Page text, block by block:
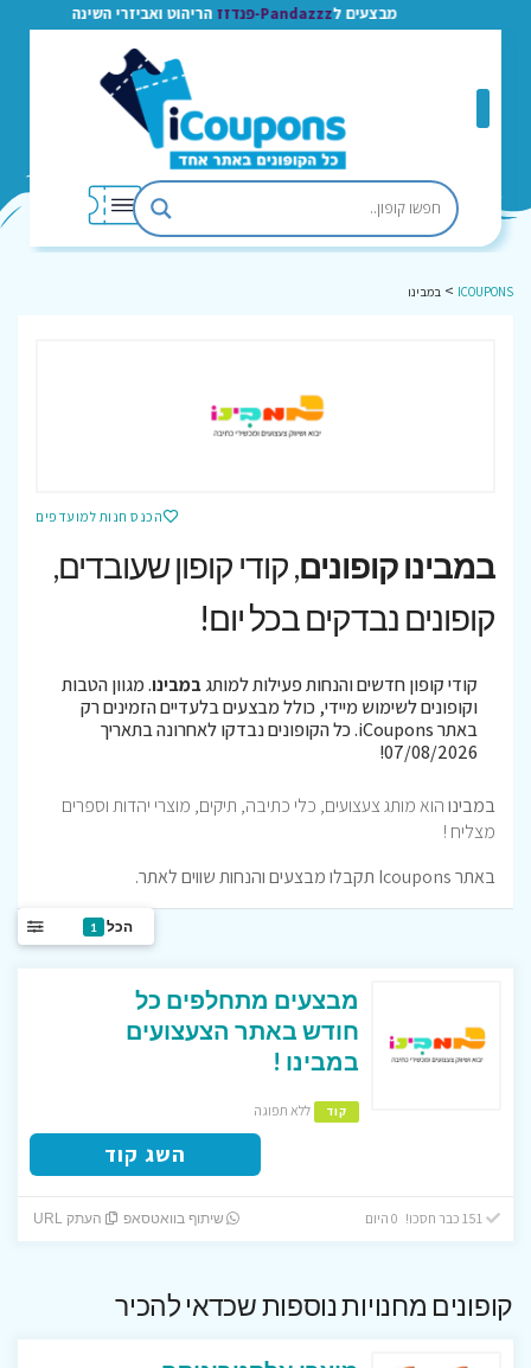
מבצעים ל Pandazzz-פנדזז הריהוט ואביזרי השינה
ICOUPONS
> במבינו
הכנס חנות למועדפים
במבינו קופונים, קודי קופון שעובדים,
קופונים נבדקים בכל יום!
קודי קופון חדשים והנחות פעילות למותגבמבינו. מגוון הטבות
וקופונים לשימוש מיידי, כולל מבצעים בלעדיים הזמינים רק
באתר iCoupons. כל הקופונים נבדקו לאחרונה בתאריך
07/08/2026!
במבינוהוא מותג צעצועים, כלי כתיבה, תיקים, מוצרי יהדות וספרים
מצליח !
באתר Icoupons תקבלו מבצעים והנחות שווים לאתר.
הכל 1
מבצעים מתחלפים כל
חודש באתר הצעצועים
במבינו !
קוד ללא תפוגה
השג קוד
שיתוף בוואטסאפ העתק URL
קופונים מחנויות נוספות שכדאי להכיר